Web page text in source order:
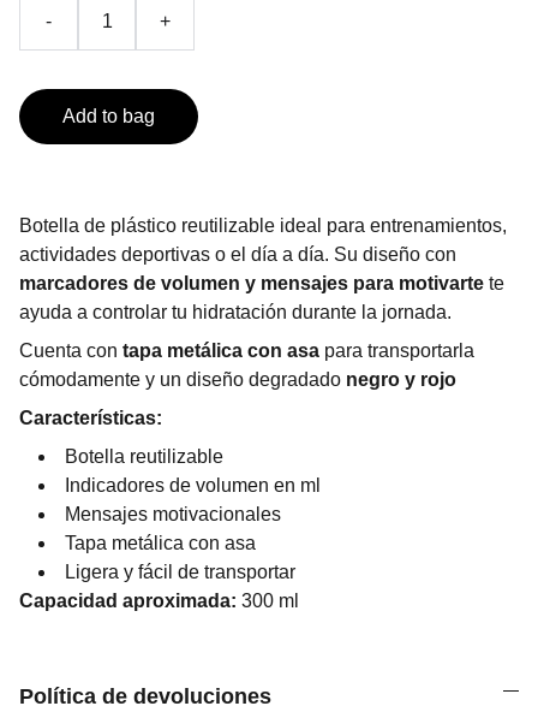
- +
Add to bag
Botella de plástico reutilizable ideal para entrenamientos,
actividades deportivas o el día a día. Su diseño con
marcadores de volumen y mensajes para motivarte te
ayuda a controlar tu hidratación durante la jornada.
Cuenta con tapa metálica con asa para transportarla
cómodamente y un diseño degradado negro y rojo
Características:
Botella reutilizable
Indicadores de volumen en ml
Mensajes motivacionales
Tapa metálica con asa
Ligera y fácil de transportar
Capacidad aproximada: 300 ml
Política de devoluciones